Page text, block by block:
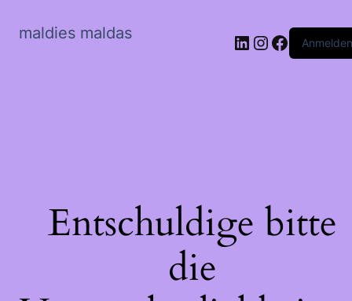
maldies maldas LinkedIn
Instagram
Anmelden
Entschuldige bitte
die